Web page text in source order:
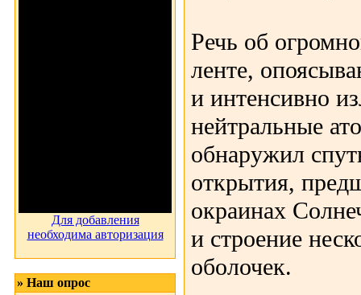
Для добавления
необходима авторизация
» Наш опрос
Речь об
ленте,
и интенсивно
нейтральные
обнаружил
открытия,
окраинах
и строение
оболочек.